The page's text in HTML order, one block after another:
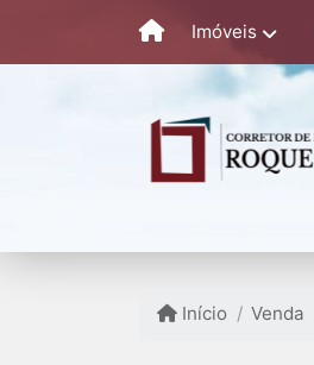
Imóveis
Início Venda